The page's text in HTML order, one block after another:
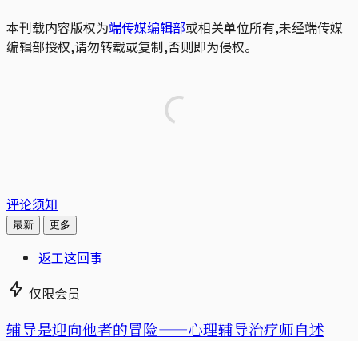
本刊载内容版权为端传媒编辑部或相关单位所有,未经端传媒
编辑部授权,请勿转载或复制,否则即为侵权。
评论须知
最新 更多
返工这回事
仅限会员
辅导是迎向他者的冒险——心理辅导治疗师自述